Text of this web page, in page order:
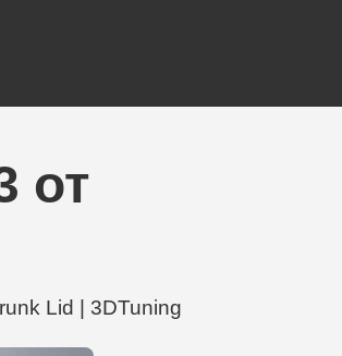
от
Lid | 3DTuning